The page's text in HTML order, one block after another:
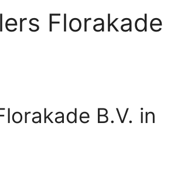
Florakade
B.V. in